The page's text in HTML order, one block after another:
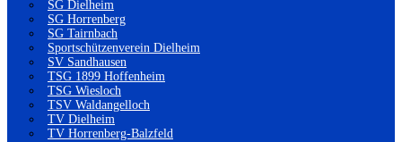
SG Dielheim
SG Horrenberg
SG Tairnbach
Sportschützenverein Dielheim
SV Sandhausen
TSG 1899 Hoffenheim
TSG Wiesloch
TSV Waldangelloch
TV Dielheim
TV Horrenberg-Balzfeld